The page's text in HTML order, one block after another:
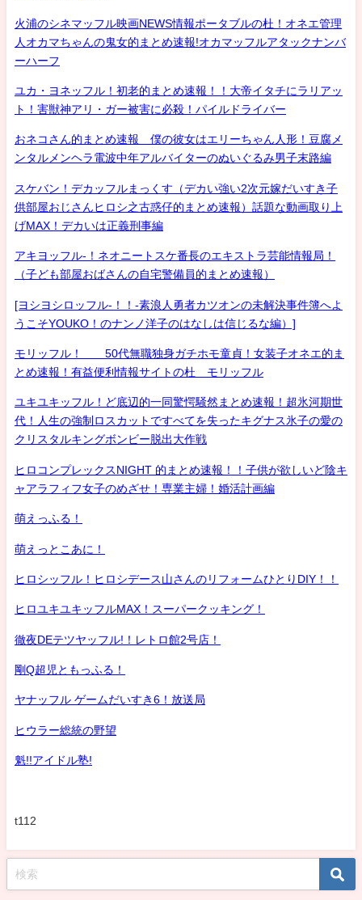
火浦のシネマッフル映画NEWS情報ポータブルの杜！オネエ管理
人オカマちゃんの鬼女的まとめ速報!オカマッフルアタックナンバ
ーハーフ
ユカ・ヨネッフル！初老的まとめ速報！！大帝イタチにラリアッ
ト！害獣神アリ・ガー被害に必殺！パイルドライバー
おネコさん的まとめ速報 僕の彼女はエリーちゃん人形！豆腐メ
ンタルメンヘラ電波中年アルバイターのぬいぐるみ男子末路編
スケバン！デカッフルまっくす（デカい強い2次元嫁だいすき子
供部屋おじさんヒロシ之古惑仔的まとめ速報）話題な動画取り上
げMAX！デカいは正義刑事編
アキヨッフル-！ネオニートスケ番長のエキストラ芸能情報局！
（子ども部屋おばさんの自宅警備員的まとめ速報）
[ヨシヨシロッフル-！！-素浪人勇者カツオンの未解決事件簿へよ
うこそYOUKO！のナンノ洋子のはなしは信じるな編）]
モリッフル！ 50代無職独身ガチホモ童貞！女装子オネエ的ま
とめ速報！有益便利情報サイトの杜 モリッフル
ユキユキッフル！ど底辺的一同驚愕騒然まとめ速報！超氷河期世
代！人生の強制ロスカットですべてを失ったキグナス氷子の愛の
クリスタルキングボンビー脱出大作戦
ヒロコンプレックスNIGHT 的まとめ速報！！子供が欲しいど陰キ
ャアラフィフ女子のめざせ！専業主婦！婚活計画編
萌えっふる！
萌えっとこあに！
ヒロシッフル！ヒロシデース山さんのリフォームひとりDIY！！
ヒロユキユキッフルMAX！スーパークッキング！
徹夜DEテツヤッフル!！レトロ館2号店！
剛Q超児ともっふる！
ヤナッフル ゲームだいすき6！放送局
ヒウラー総統の野望
魁!!アイドル塾!
t112